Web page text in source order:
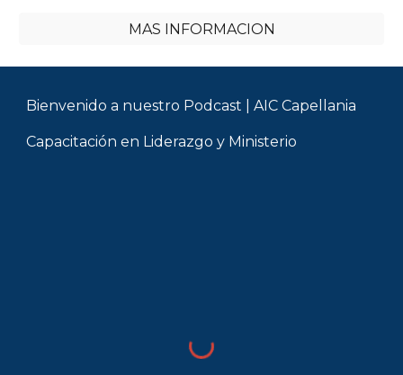
MAS INFORMACION
Bienvenido a nuestro Podcast | AIC Capellania
Capacitación en Liderazgo y Ministerio